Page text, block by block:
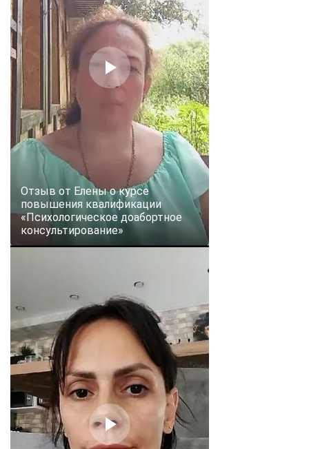
Отзыв от Елены о курсе
повышения квалификации
«Психологическое доабортное
консультирование»
Мессенджеры
Свяжитесь с нами через любой удобный мессенджер!
Telegram WhatsApp
Vkontakte EMail
Max